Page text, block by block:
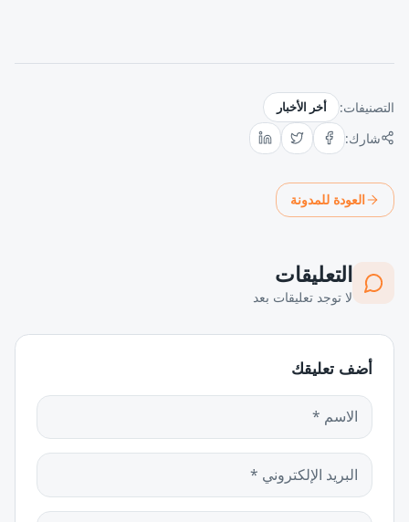
التصنيفات: أخر الأخبار
شارك:
العودة للمدونة
التعليقات
لا توجد تعليقات بعد
أضف تعليقك